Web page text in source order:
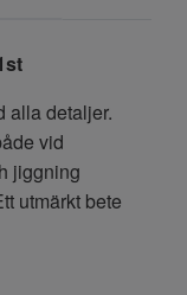
alla detaljer.
vid
jiggning
utmärkt bete